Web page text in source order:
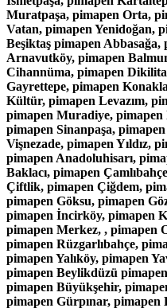
Muratpaşa, pimapen Orta,
Vatan, pimapen Yenidoğan,
Beşiktaş pimapen
Arnavutköy, pimapen
Cihannüma, pimapen
Gayrettepe, pimapen
Kültür, pimapen Levazım,
pimapen Muradiye,
pimapen Sinanpaşa,
Vişnezade, pimapen Yıldız,
pimapen Anadoluhisarı,
Baklacı, pimapen
Çiftlik, pimapen Çiğdem,
pimapen Göksu, pimapen
pimapen İncirköy, pimapen
pimapen Merkez, , pimapen
pimapen Rüzgarlıbahçe,
pimapen Yalıköy, pimapen
pimapen Beylikdüzü
pimapen Büyükşehir,
pimapen Gürpınar,